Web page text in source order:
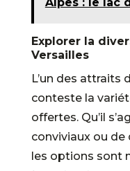
Explorer la
Versailles
L’un des attraits
conteste la
offertes. Qu’il
conviviaux ou
les options sont